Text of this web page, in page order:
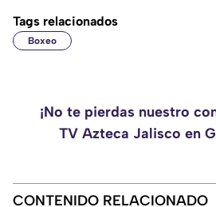
Tags relacionados
Boxeo
¡No te pierdas nuestro
TV Azteca Jalisco en
CONTENIDO RELACIONADO